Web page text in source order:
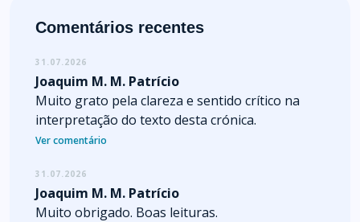
Comentários recentes
31.07.2026
Joaquim M. M. Patrício
Muito grato pela clareza e sentido crítico na
interpretação do texto desta crónica.
Ver comentário
31.07.2026
Joaquim M. M. Patrício
Muito obrigado. Boas leituras.